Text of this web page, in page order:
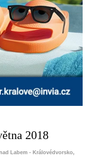
2018
Labem - Královédvorsko,